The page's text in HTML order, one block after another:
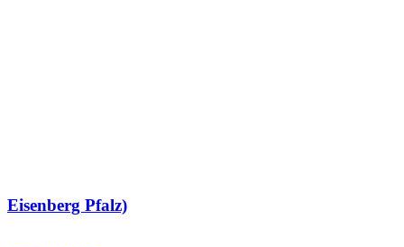
Eisenberg Pfalz)